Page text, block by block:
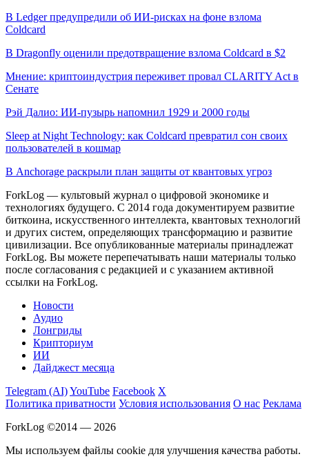
В Ledger предупредили об ИИ-рисках на фоне взлома
Coldcard
В Dragonfly оценили предотвращение взлома Coldcard в $2
Мнение: криптоиндустрия переживет провал CLARITY Act в
Сенате
Рэй Далио: ИИ-пузырь напомнил 1929 и 2000 годы
Sleep at Night Technology: как Coldcard превратил сон своих
пользователей в кошмар
В Anchorage раскрыли план защиты от квантовых угроз
ForkLog — культовый журнал о цифровой экономике и
технологиях будущего. С 2014 года документируем развитие
биткоина, искусственного интеллекта, квантовых технологий
и других систем, определяющих трансформацию и развитие
цивилизации. Все опубликованные материалы принадлежат
ForkLog. Вы можете перепечатывать наши материалы только
после согласования с редакцией и с указанием активной
ссылки на ForkLog.
Новости
Аудио
Лонгриды
Крипториум
ИИ
Дайджест месяца
Telegram (AI)YouTube Facebook X
Политика приватности Условия использования О нас Реклама
ForkLog ©2014 — 2026
Мы используем файлы cookie для улучшения качества работы.